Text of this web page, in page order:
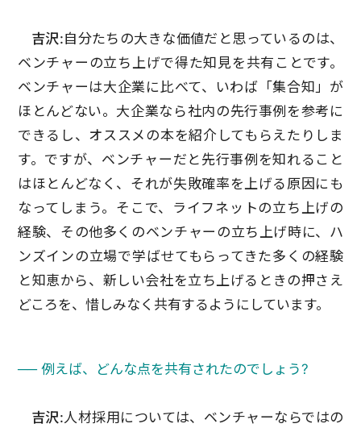
吉沢:自分たちの大きな価値だと思っているのは、
ベンチャーの立ち上げで得た知見を共有ことです。
ベンチャーは大企業に比べて、いわば「集合知」が
ほとんどない。大企業なら社内の先行事例を参考に
できるし、オススメの本を紹介してもらえたりしま
す。ですが、ベンチャーだと先行事例を知れること
はほとんどなく、それが失敗確率を上げる原因にも
なってしまう。そこで、ライフネットの立ち上げの
経験、その他多くのベンチャーの立ち上げ時に、ハ
ンズインの立場で学ばせてもらってきた多くの経験
と知恵から、新しい会社を立ち上げるときの押さえ
どころを、惜しみなく共有するようにしています。
── 例えば、どんな点を共有されたのでしょう?
吉沢:人材採用については、ベンチャーならではの